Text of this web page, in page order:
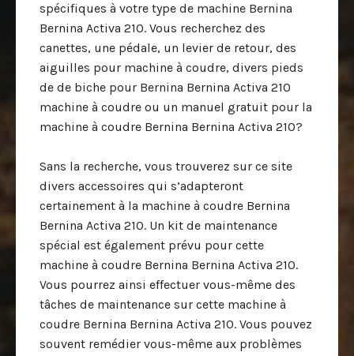
spécifiques à votre type de machine Bernina
Bernina Activa 210. Vous recherchez des
canettes, une pédale, un levier de retour, des
aiguilles pour machine à coudre, divers pieds
de de biche pour Bernina Bernina Activa 210
machine à coudre ou un manuel gratuit pour la
machine à coudre Bernina Bernina Activa 210?
Sans la recherche, vous trouverez sur ce site
divers accessoires qui s’adapteront
certainement à la machine à coudre Bernina
Bernina Activa 210. Un kit de maintenance
spécial est également prévu pour cette
machine à coudre Bernina Bernina Activa 210.
Vous pourrez ainsi effectuer vous-même des
tâches de maintenance sur cette machine à
coudre Bernina Bernina Activa 210. Vous pouvez
souvent remédier vous-même aux problèmes